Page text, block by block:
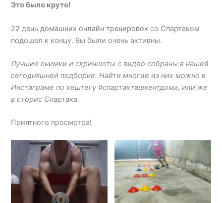
Это было круто!
22 день домашних онлайн тренировок со Спартаком
подошел к концу. Вы были очень активны.
Лучшие снимки и скриншоты с видео собраны в нашей
сегодняшней подборке. Найти многие из них можно в
Инстаграме по хештегу #спартакташкентдома, или же
в сторис Спартака.
Приятного просмотра!